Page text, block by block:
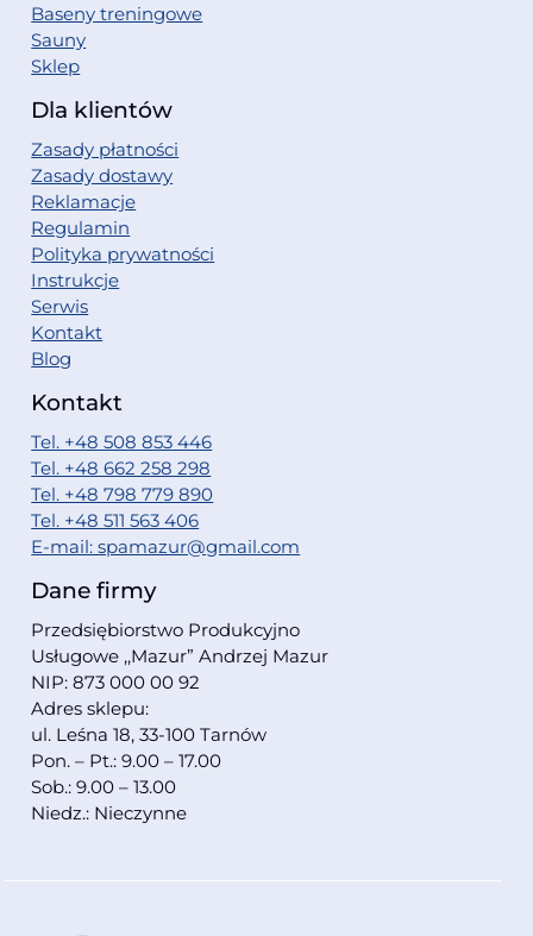
Baseny treningowe
Sauny
Sklep
Dla klientów
Zasady płatności
Zasady dostawy
Reklamacje
Regulamin
Polityka prywatności
Instrukcje
Serwis
Kontakt
Blog
Kontakt
Tel. +48 508 853 446
Tel. +48 662 258 298
Tel. +48 798 779 890
Tel. +48 511 563 406
E-mail: spamazur@gmail.com
Dane firmy
Przedsiębiorstwo Produkcyjno
Usługowe ,,Mazur” Andrzej Mazur
NIP: 873 000 00 92
Adres sklepu:
ul. Leśna 18, 33-100 Tarnów
Pon. – Pt.: 9.00 – 17.00
Sob.: 9.00 – 13.00
Niedz.: Nieczynne